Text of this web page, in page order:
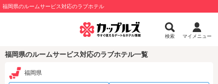
福岡県のルームサービス対応のラブホテル
検索 マイメニュー
福岡県のルームサービス対応のラブホテル一覧
福岡県